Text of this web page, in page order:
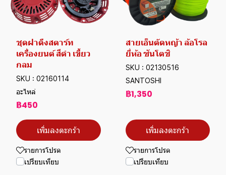
ชุดฝาดึงสตาร์ท
เครื่องยนต์ สีดำ เขี้ยว
กลม
SKU : 02160114
อะไหล่
฿450
เพิ่มลงตะกร้า
รายการโปรด
เปรียบเทียบ
สายเอ็นตัดหญ้า ล้อโรล
ยี่ห้อ ซันโตชิ
SKU : 02130516
SANTOSHI
฿1,350
เพิ่มลงตะกร้า
รายการโปรด
เปรียบเทียบ